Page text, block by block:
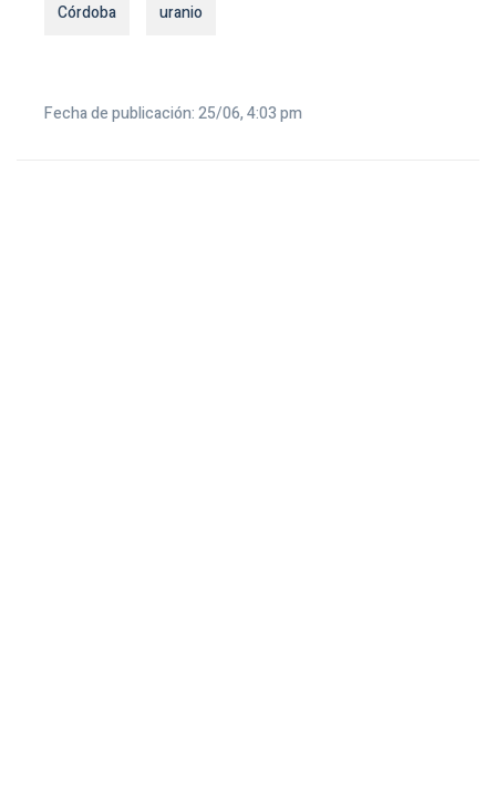
Córdoba uranio
Fecha de publicación: 25/06, 4:03 pm